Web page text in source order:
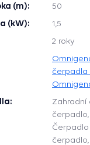
(m): 50
(kW): 1,5
2 roky
čerpadla
Zahradní